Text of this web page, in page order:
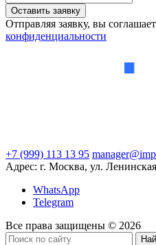
Отправляя заявку, вы
конфиденциальности
+7 (999) 113 13 95
Адрес: г. Москва, ул.
WhatsApp
Telegram
Все права защищены © 2026